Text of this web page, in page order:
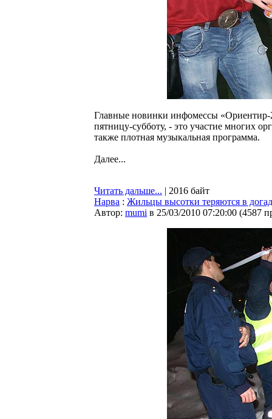
Главные новинки инфомессы
пятницу-субботу, - это участие многих
также плотная музыкальная программа.
Далее...
Читать дальше... | 2016 байт
Нарва : Жильцы высотки теряются в
Автор: mumi в 25/03/2010 07:20:00 (4587